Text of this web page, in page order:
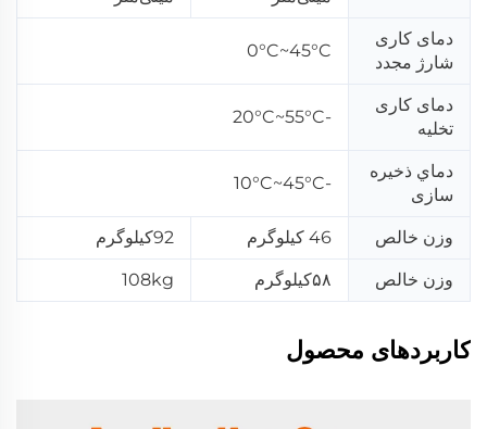
دمای کاری
شارژ مجدد
0°C~45°C
دمای کاری
تخلیه
-20°C~55°C
دماي ذخیره
سازی
-10°C~45°C
وزن خالص 46 کیلوگرم 92کیلوگرم
وزن خالص ۵۸کیلوگرم 108kg
کاربردهای محصول